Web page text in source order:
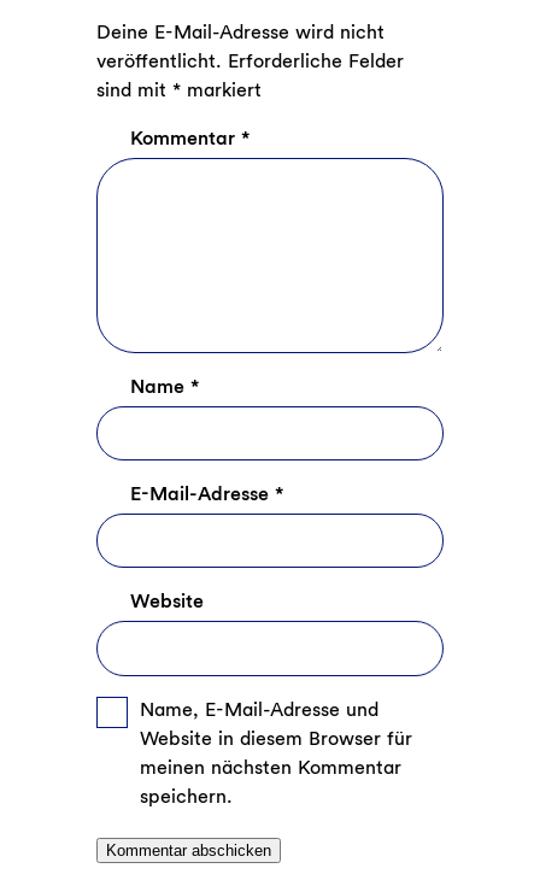
Deine E-Mail-Adresse wird nicht
veröffentlicht. Erforderliche Felder
sind mit *markiert
Kommentar *
Name *
E-Mail-Adresse *
Website
Name, E-Mail-Adresse und
Website in diesem Browser für
meinen nächsten Kommentar
speichern.